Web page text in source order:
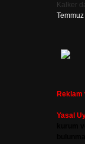
Kalker
Reklam
Yasal